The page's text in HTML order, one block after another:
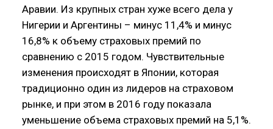
Аравии. Из крупных стран хуже всего дела у
Нигерии и Аргентины – минус 11,4% и минус
16,8% к объему страховых премий по
сравнению с 2015 годом. Чувствительные
изменения происходят в Японии, которая
традиционно один из лидеров на страховом
рынке, и при этом в 2016 году показала
уменьшение объема страховых премий на 5,1%.